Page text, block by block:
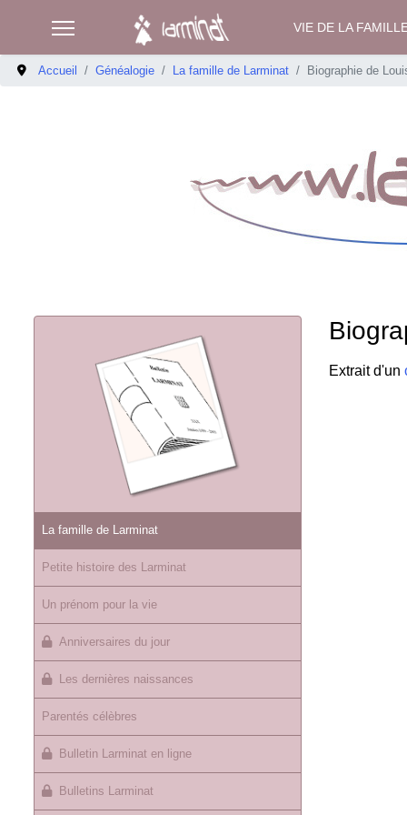
VIE DE LA
Accueil Généalogie La famille de Larminat Biographie de
La famille de Larminat
Petite histoire des Larminat
Un prénom pour la vie
Anniversaires du jour
Les dernières naissances
Parentés célèbres
Bulletin Larminat en ligne
Bulletins Larminat
Extrait d'un